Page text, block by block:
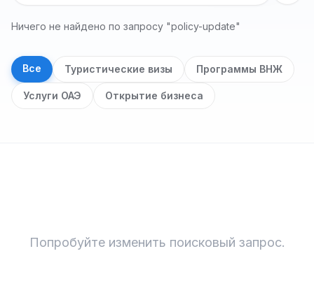
Ничего не найдено по запросу "policy-update"
Все Туристические визы Программы ВНЖ
Услуги ОАЭ Открытие бизнеса
Попробуйте изменить поисковый запрос.